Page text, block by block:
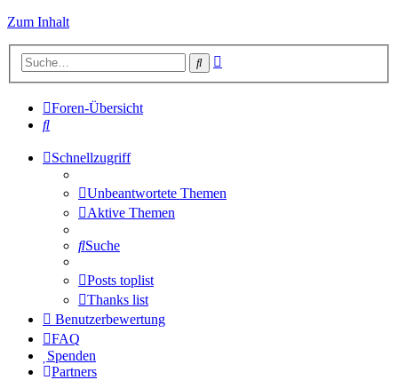
Zum Inhalt
Suche
Foren-Übersicht
Suche
Schnellzugriff
Unbeantwortete Themen
Aktive Themen
Suche
Posts toplist
Thanks list
Benutzerbewertung
FAQ
Spenden
Partners